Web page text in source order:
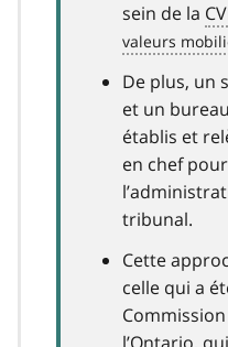
sein de la
De plus, un
et un
établis et
en chef
tribunal.
Cette
celle qui a